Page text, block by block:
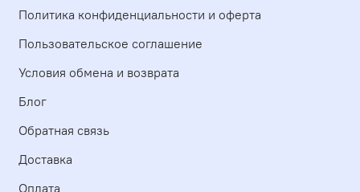
Политика конфиденциальности и оферта
Пользовательское соглашение
Условия обмена и возврата
Блог
Обратная связь
Доставка
Оплата